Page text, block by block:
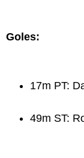
Goles:
17m PT:
49m ST: